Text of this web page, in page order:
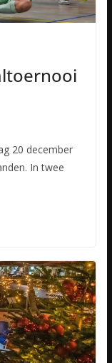
20 december
In twee